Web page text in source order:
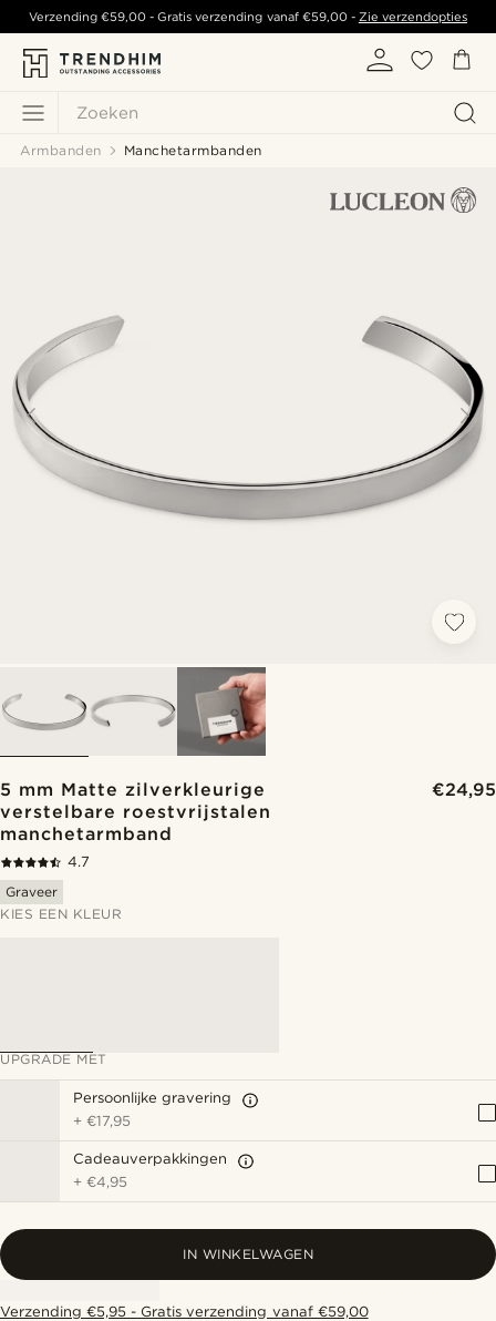
Zoeken
Verzending€59,00 - Gratis verzending vanaf €59,00- Zie verzendopties
Armbanden Manchetarmbanden
5 mm Matte zilverkleurige
verstelbare roestvrijstalen
manchetarmband
€24,95
4.7
Graveer
KIES EEN KLEUR
UPGRADE MET
Persoonlijke gravering
+€17,95
Cadeauverpakkingen
+€4,95
IN WINKELWAGEN
Verzending €5,95 - Gratis verzending vanaf €59,00